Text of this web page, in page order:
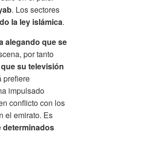
. Los sectores
la ley islámica.
alegando que se
por tanto
su televisión
prefiere
impulsado
conflicto con los
el emirato. Es
determinados